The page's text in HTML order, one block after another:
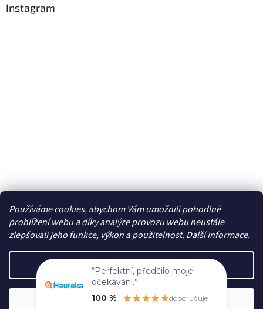
Používáme cookies, abychom Vám umožnili pohodlné
prohlížení webu a díky analýze provozu webu neustále
zlepšovali jeho funkce, výkon a použitelnost. Dalšíinformace.
Nastavení
Souhlasím
Instagram
Sledovat na Instagramu
Vytvořil Shoptet
Copyright 2026cdmc.cz . Všechna práva vyhrazena.
Upravit
nastavení cookies
“Perfektní, předčilo moje
očekávání.”
100 %
doporučuje